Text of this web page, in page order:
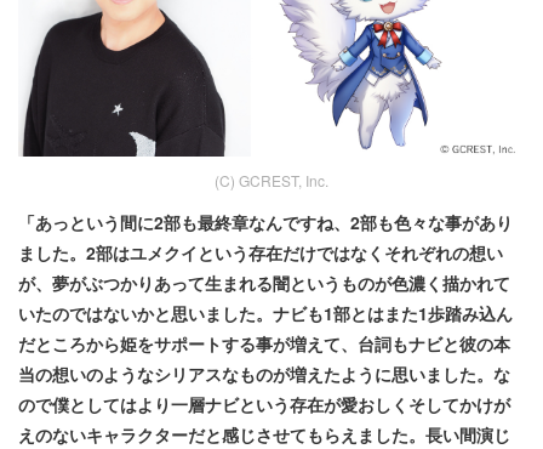
(C) GCREST, Inc.
「あっという間に2部も最終章なんですね、2部も色々な事があり
ました。2部はユメクイという存在だけではなくそれぞれの想い
が、夢がぶつかりあって生まれる闇というものが色濃く描かれて
いたのではないかと思いました。ナビも1部とはまた1歩踏み込ん
だところから姫をサポートする事が増えて、台詞もナビと彼の本
当の想いのようなシリアスなものが増えたように思いました。な
ので僕としてはより一層ナビという存在が愛おしくそしてかけが
えのないキャラクターだと感じさせてもらえました。長い間演じ